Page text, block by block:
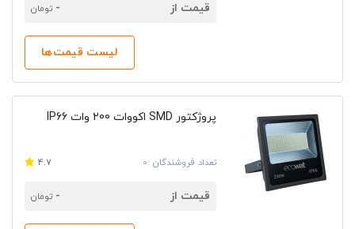
قیمت از - تومان
لیست قیمت‌ها
پروژکتور SMD اکووات 200 وات IP66
تعداد فروشندگان :0 4.7
قیمت از - تومان